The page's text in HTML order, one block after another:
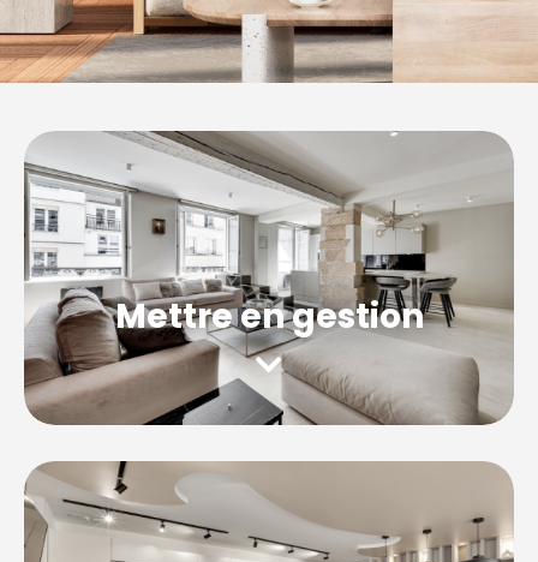
Mettre en gestion
Découvrez notre service clés en main àIvry-
sur-Seine
, nous assurons la gestion locative
intégrale de votre logement.